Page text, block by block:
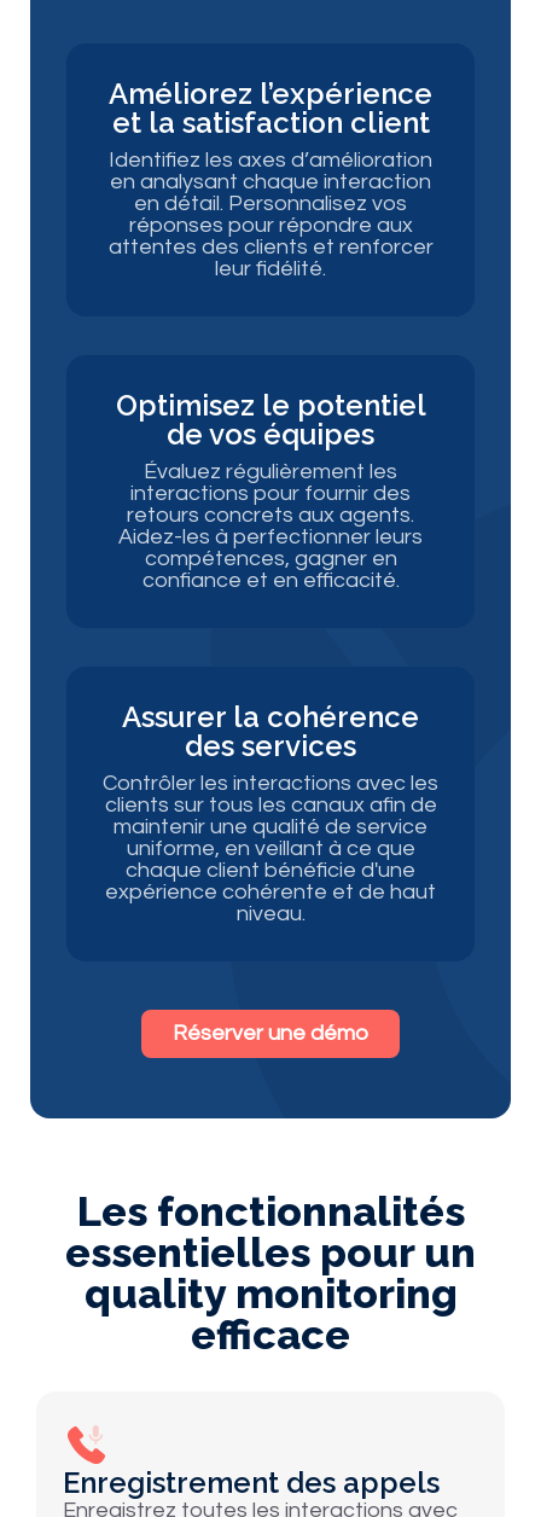
Améliorez l’expérience
et la satisfaction client
Identifiez les axes d’amélioration
en analysant chaque interaction
en détail. Personnalisez vos
réponses pour répondre aux
attentes des clients et renforcer
leur fidélité.
Optimisez le potentiel
de vos équipes
Évaluez régulièrement les
interactions pour fournir des
retours concrets aux agents.
Aidez-les à perfectionner leurs
compétences, gagner en
confiance et en efficacité.
Assurer la cohérence
des services
Contrôler les interactions avec les
clients sur tous les canaux afin de
maintenir une qualité de service
uniforme, en veillant à ce que
chaque client bénéficie d'une
expérience cohérente et de haut
niveau.
Réserver une démo
Les fonctionnalités
essentielles pour un
quality monitoring
efficace
Enregistrement des appels
Enregistrez toutes les interactions avec